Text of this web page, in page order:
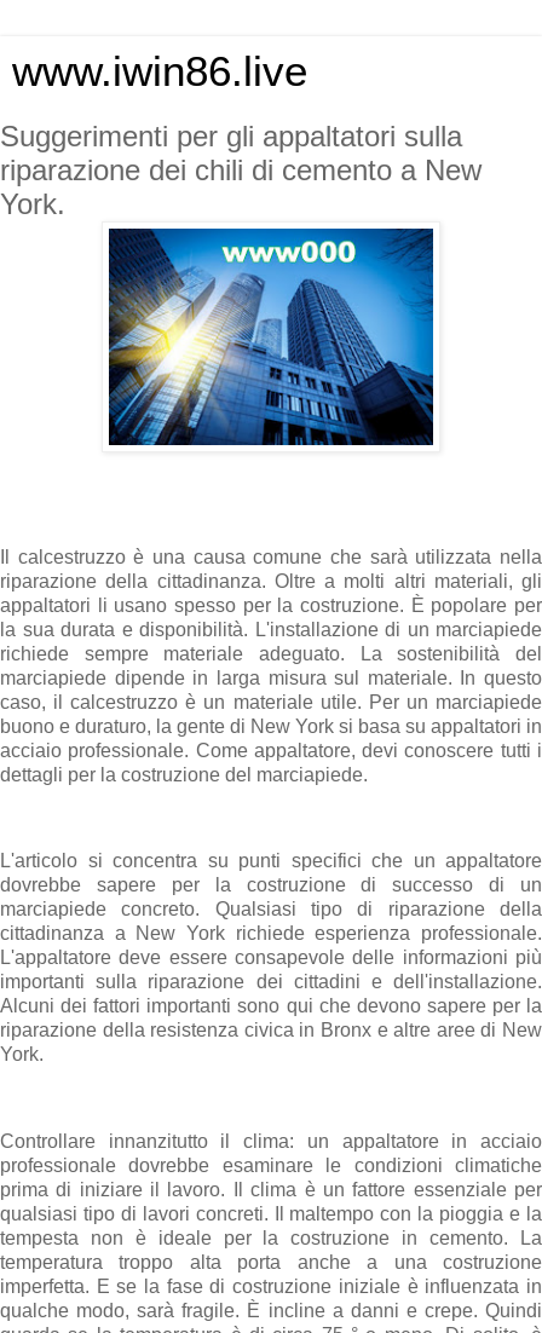
www.iwin86.live
Suggerimenti per gli appaltatori sulla
riparazione dei chili di cemento a New
York.
Il calcestruzzo è una causa comune che sarà utilizzata nella
riparazione della cittadinanza. Oltre a molti altri materiali, gli
appaltatori li usano spesso per la costruzione. È popolare per
la sua durata e disponibilità. L'installazione di un marciapiede
richiede sempre materiale adeguato. La sostenibilità del
marciapiede dipende in larga misura sul materiale. In questo
caso, il calcestruzzo è un materiale utile. Per un marciapiede
buono e duraturo, la gente di New York si basa su appaltatori in
acciaio professionale. Come appaltatore, devi conoscere tutti i
dettagli per la costruzione del marciapiede.
L'articolo si concentra su punti specifici che un appaltatore
dovrebbe sapere per la costruzione di successo di un
marciapiede concreto. Qualsiasi tipo di riparazione della
cittadinanza a New York richiede esperienza professionale.
L'appaltatore deve essere consapevole delle informazioni più
importanti sulla riparazione dei cittadini e dell'installazione.
Alcuni dei fattori importanti sono qui che devono sapere per la
riparazione della resistenza civica in Bronx e altre aree di New
York.
Controllare innanzitutto il clima: un appaltatore in acciaio
professionale dovrebbe esaminare le condizioni climatiche
prima di iniziare il lavoro. Il clima è un fattore essenziale per
qualsiasi tipo di lavori concreti. Il maltempo con la pioggia e la
tempesta non è ideale per la costruzione in cemento. La
temperatura troppo alta porta anche a una costruzione
imperfetta. E se la fase di costruzione iniziale è influenzata in
qualche modo, sarà fragile. È incline a danni e crepe. Quindi